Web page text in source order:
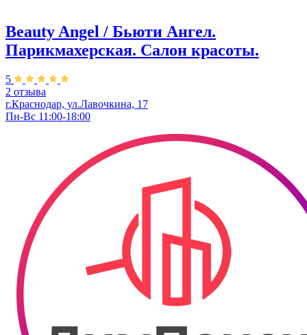
Beauty Angel / Бьюти Ангел.
Парикмахерская. Салон красоты.
5
2 отзыва
г.Краснодар, ул.Лавочкина, 17
Пн-Вс 11:00-18:00